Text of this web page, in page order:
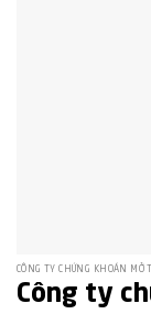
CÔNG TY CHỨNG KHOÁN MỞ
Công ty